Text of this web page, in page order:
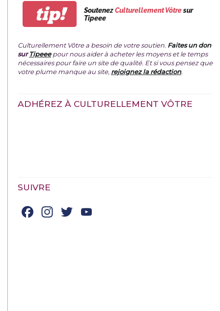
tip! SoutenezCulturellement Vôtresur
Tipeee
Culturellement Vôtre a besoin de votre soutien. Faites un don
surTipeeepour nous aider à acheter les moyens et le temps
nécessaires pour faire un site de qualité. Et si vous pensez que
votre plume manque au site, rejoignez la rédaction.
ADHÉREZ À CULTURELLEMENT VÔTRE
SUIVRE
Facebook
Instagram
Twitter